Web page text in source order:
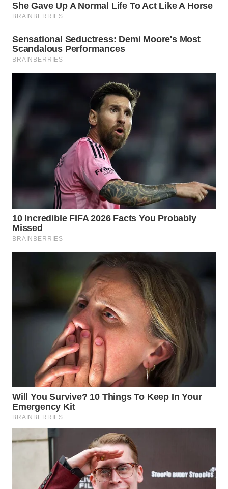
WN
WN
Wahana
Media
WAHANA
TANI
WAHANA
WAHANA
LISTRIK
WAHANA
TRAVEL
WAHANA
TV
WAHANANEWS
ID